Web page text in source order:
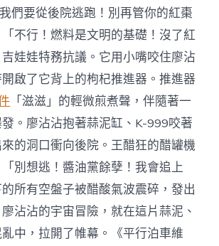
們要從後院逃跑！別再管你的紅棗
不行！燃料是文明的基礎！沒了紅
娃娃特務抗議。它用小嘴咬住廖沾
啟了它背上的枸杞推進器。推進器
「滋滋」的輕微煎煮聲，伴隨著一
。廖沾沾抱著蒜泥缸、K-999咬著
的洞口衝向後院。王醋狂的醋罐機
別想逃！醬油黨餘孽！我會追上
所有空盤子被醋酸氣波震碎，發出
沾沾的宇宙冒險，就在這片蒜泥、
中，拉開了帷幕。《平行泊車維